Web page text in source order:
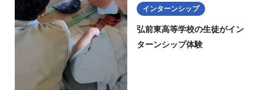
インターンシップ
弘前東高等学校の生徒がイン
ターンシップ体験